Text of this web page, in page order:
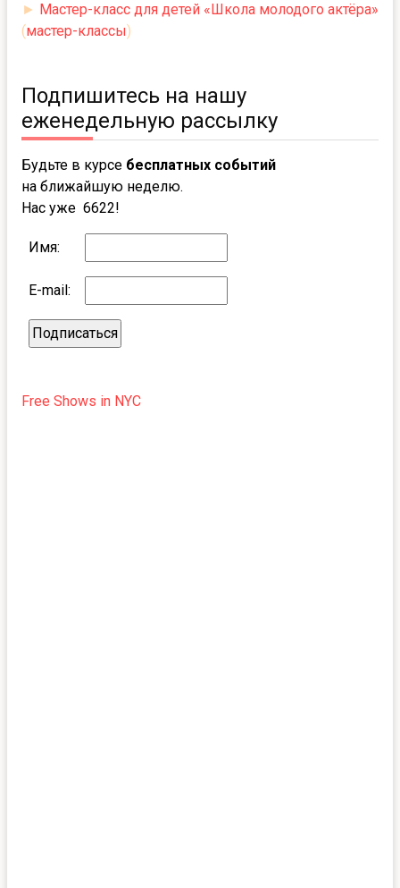
► Мастер-класс для детей «Школа молодого актёра»
(мастер-классы)
Подпишитесь на нашу
еженедельную рассылку
Будьте в курсе бесплатных событий
на ближайшую неделю.
Нас уже 6622!
Имя:
E-mail:
Free Shows in NYC